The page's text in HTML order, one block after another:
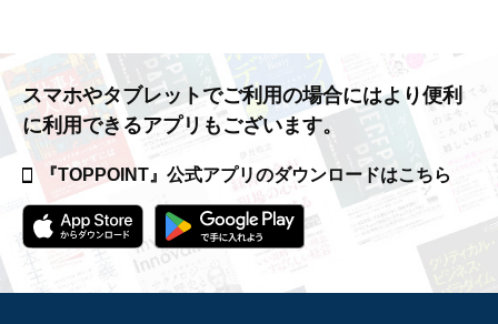
スマホやタブレットでご利用の場合にはより便利
に利用できるアプリもございます。
『TOPPOINT』公式アプリのダウンロードはこちら